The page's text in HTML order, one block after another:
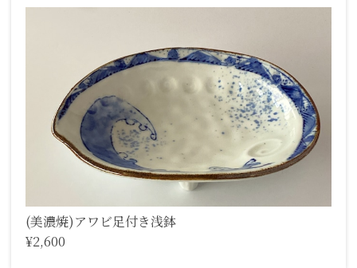
(美濃焼)アワビ足付き浅鉢
¥2,600